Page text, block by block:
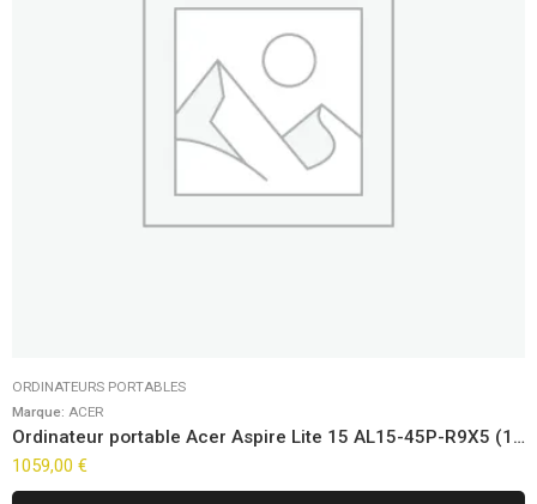
ORDINATEURS PORTABLES
Marque: ACER
Ordinateur portable Acer Aspire Lite 15 AL15-45P-R9X5 (15.6″)
1059,00 €